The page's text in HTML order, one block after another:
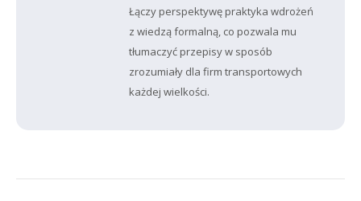
Łączy perspektywę praktyka wdrożeń
z wiedzą formalną, co pozwala mu
tłumaczyć przepisy w sposób
zrozumiały dla firm transportowych
każdej wielkości.